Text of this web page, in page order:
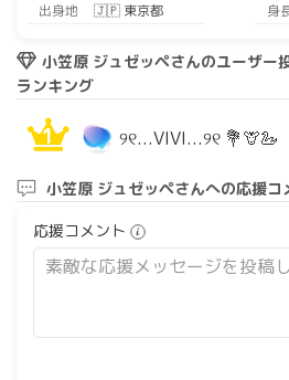
出身地
🇯🇵 東京都 身
小笠原 ジュゼッペさんのユーザー
ランキング
1 ୨୧...VIVI...୨୧ 💐🦒🦢
小笠原 ジュゼッペさんへの応援コ
応援コメント